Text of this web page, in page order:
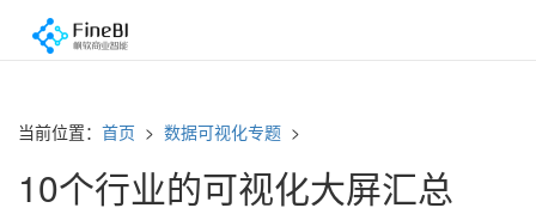
当前位置： 首页 > 数据可视化专题 >
10个行业的可视化大屏汇总